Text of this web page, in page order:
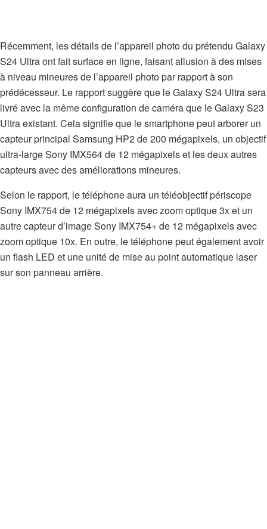
Récemment, les détails de l’appareil photo du prétendu Galaxy
S24 Ultra ont fait surface en ligne, faisant allusion à des mises
à niveau mineures de l’appareil photo par rapport à son
prédécesseur. Le rapport suggère que le Galaxy S24 Ultra sera
livré avec la même configuration de caméra que le Galaxy S23
Ultra existant. Cela signifie que le smartphone peut arborer un
capteur principal Samsung HP2 de 200 mégapixels, un objectif
ultra-large Sony IMX564 de 12 mégapixels et les deux autres
capteurs avec des améliorations mineures.
Selon le rapport, le téléphone aura un téléobjectif périscope
Sony IMX754 de 12 mégapixels avec zoom optique 3x et un
autre capteur d’image Sony IMX754+ de 12 mégapixels avec
zoom optique 10x. En outre, le téléphone peut également avoir
un flash LED et une unité de mise au point automatique laser
sur son panneau arrière.